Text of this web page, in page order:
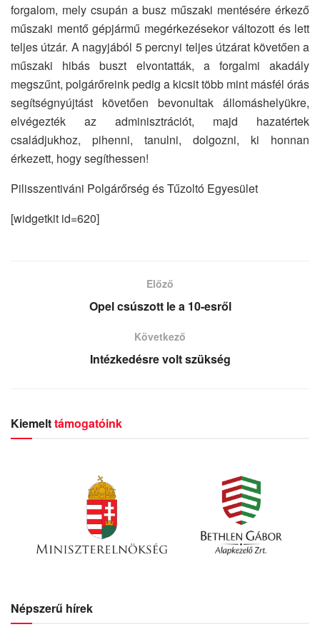
forgalom, mely csupán a busz műszaki mentésére érkező
műszaki mentő gépjármű megérkezésekor változott és lett
teljes útzár. A nagyjából 5 percnyi teljes útzárat követően a
műszaki hibás buszt elvontatták, a forgalmi akadály
megszűnt, polgárőreink pedig a kicsit több mint másfél órás
segítségnyújtást követően bevonultak állomáshelyükre,
elvégezték az adminisztrációt, majd hazatértek
családjukhoz, pihenni, tanulni, dolgozni, ki honnan
érkezett, hogy segíthessen!
Pilisszentiváni Polgárőrség és Tűzoltó Egyesület
[widgetkit id=620]
Előző
Opel csúszott le a 10-esről
Következő
Intézkedésre volt szükség
Kiemelttámogatóink
Népszerű hírek